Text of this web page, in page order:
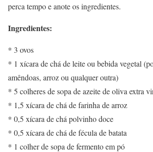
perca tempo e anote os ingredientes.
Ingredientes:
* 3 ovos
* 1 xícara de chá de leite ou bebida vegetal
amêndoas, arroz ou qualquer outra)
* 5 colheres de sopa de azeite de oliva extra
* 1,5 xícara de chá de farinha de arroz
* 0,5 xícara de chá polvinho doce
* 0,5 xícara de chá de fécula de batata
* 1 colher de sopa de fermento em pó